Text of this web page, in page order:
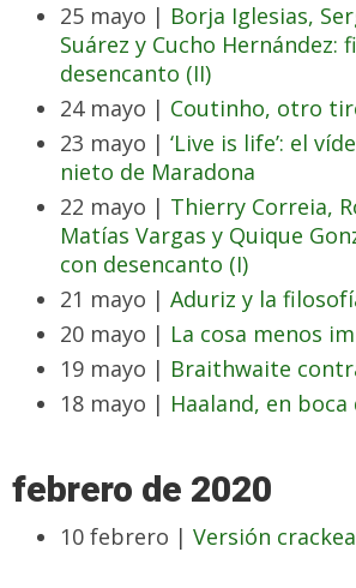
25 mayo | Borja Iglesias,
Suárez y Cucho Hernández:
desencanto (II)
24 mayo | Coutinho, otro
23 mayo | ‘Live is life’: el
nieto de Maradona
22 mayo | Thierry Correia,
Matías Vargas y Quique
con desencanto (I)
21 mayo | Aduriz y la
20 mayo | La cosa menos
19 mayo | Braithwaite
18 mayo | Haaland, en
febrero de 2020
10 febrero | Versión